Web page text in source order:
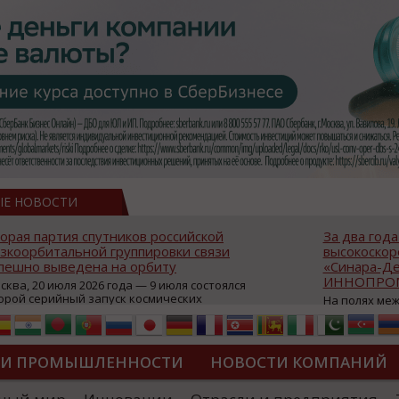
НОВОСТИ
России наградил Концерн
«Океанприбор» орденом
Невского
июня на территории Концерна ОСК
состоялась торжественная
вручения ордена Александра
коллективу предприятия. Орден
за значительный вклад в
Высокую государственную
вручил губернатор Санкт-
Петербурга Александр Беглов. «Для меня
В
сразу
от
В первых
бизнеса и
открытую
круглый
ПРОМЫШЛЕННОСТИ НОВОСТИ КОМПАНИЙ